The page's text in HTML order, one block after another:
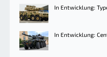
In Entwicklung:
In Entwicklung: